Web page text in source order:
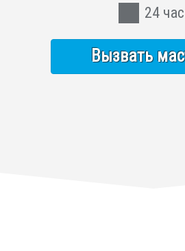
24
Вызвать